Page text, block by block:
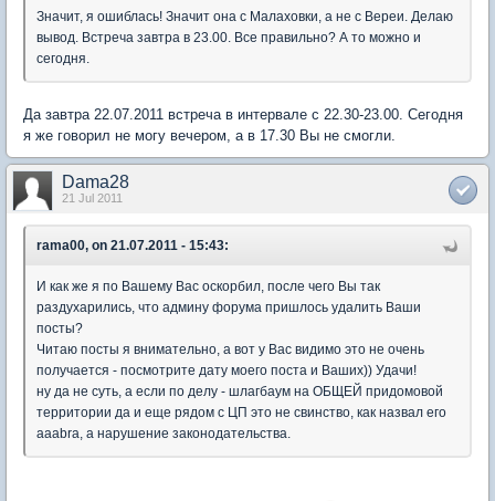
Значит, я ошиблась! Значит она с Малаховки, а не с Вереи. Делаю
вывод. Встреча завтра в 23.00. Все правильно? А то можно и
сегодня.
Да завтра 22.07.2011 встреча в интервале с 22.30-23.00. Сегодня
я же говорил не могу вечером, а в 17.30 Вы не смогли.
Dama28
21 Jul 2011
rama00, on 21.07.2011 - 15:43:
И как же я по Вашему Вас оскорбил, после чего Вы так
раздухарились, что админу форума пришлось удалить Ваши
посты?
Читаю посты я внимательно, а вот у Вас видимо это не очень
получается - посмотрите дату моего поста и Ваших)) Удачи!
ну да не суть, а если по делу - шлагбаум на ОБЩЕЙ придомовой
территории да и еще рядом с ЦП это не свинство, как назвал его
aaabra, а нарушение законодательства.